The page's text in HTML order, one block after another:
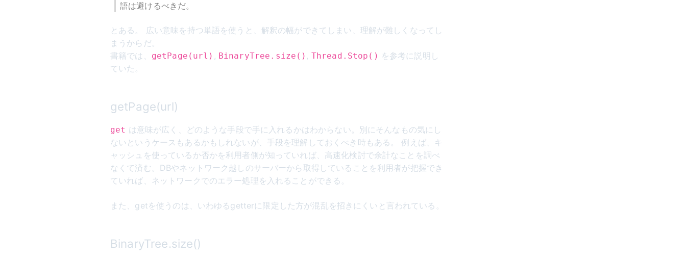
語は避けるべきだ。
とある。 広い意味を持つ単語を使うと、解釈の幅ができてしまい、理解が難しくなってし
まうからだ。
書籍では、 getPage(url) , BinaryTree.size() , Thread.Stop() を参考に説明し
ていた。
getPage(url)
get は意味が広く、どのような手段で手に入れるかはわからない。別にそんなもの気にし
ないというケースもあるかもしれないが、手段を理解しておくべき時もある。 例えば、キ
ャッシュを使っているか否かを利用者側が知っていれば、高速化検討で余計なことを調べ
なくて済む。DBやネットワーク越しのサーバーから取得していることを利用者が把握でき
ていれば、ネットワークでのエラー処理を入れることができる。
また、getを使うのは、いわゆるgetterに限定した方が混乱を招きにくいと言われている。
BinaryTree.size()